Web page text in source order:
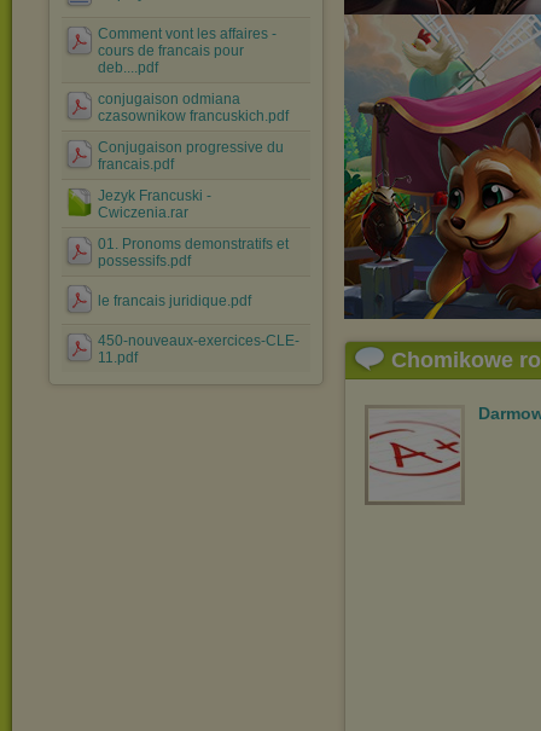
Comment vont les affaires -
cours de francais pour
deb....pdf
conjugaison odmiana
czasownikow francuskich.pdf
Conjugaison progressive du
francais.pdf
Jezyk Francuski -
Cwiczenia.rar
01. Pronoms demonstratifs et
possessifs.pdf
le francais juridique.pdf
450-nouveaux-exercices-CLE-
11.pdf
Chomikowe